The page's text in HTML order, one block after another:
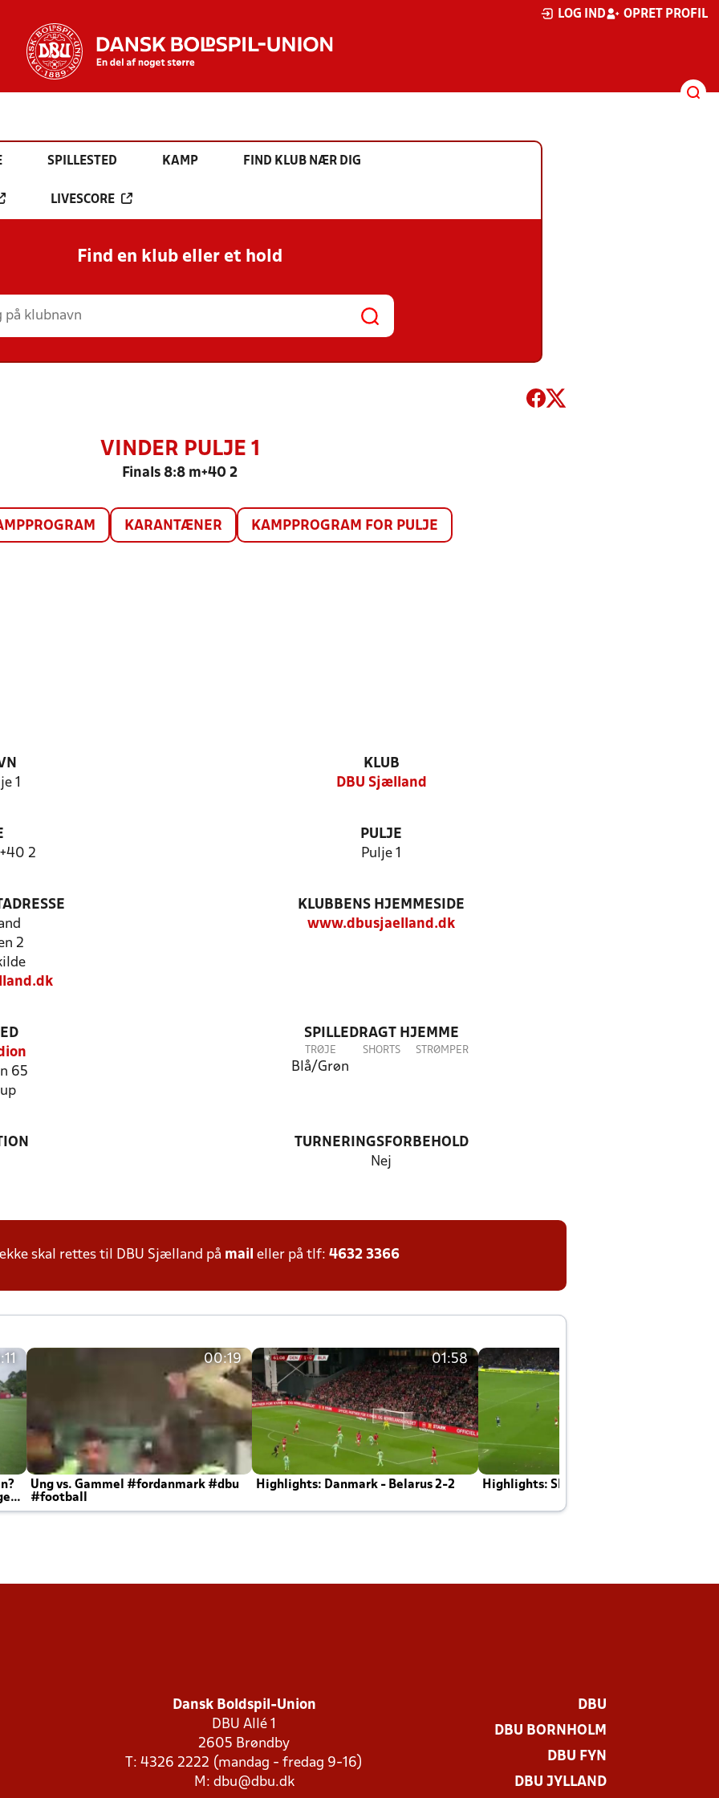
LOG IND OPRET PROFIL
SPILLESTED KAMP FIND KLUB NÆR DIG
LIVESCORE
Find en klub eller et hold
VINDER PULJE 1
Finals 8:8 m+40 2
KARANTÆNER KAMPPROGRAM FOR PULJE
1
KLUB
DBU Sjælland
2
PULJE
Pulje 1
2
KLUBBENS HJEMMESIDE
www.dbusjaelland.dk
65
SPILLEDRAGT HJEMME
TRØJE
Blå/Grøn
SHORTS STRØMPER
TURNERINGSFORBEHOLD
Nej
skal rettes til DBU Sjælland på mail eller på tlf: 4632 3366
00:19
Ung vs. Gammel #fordanmark #dbu
#football
01:58
Highlights: Danmark - Belarus 2-2 Highlights: Skotland - Danmark 4-2
Dansk Boldspil-Union
DBU Allé 1
2605 Brøndby
T: 4326 2222 (mandag - fredag 9-16)
M: dbu@dbu.dk
DBU
DBU BORNHOLM
DBU FYN
DBU JYLLAND